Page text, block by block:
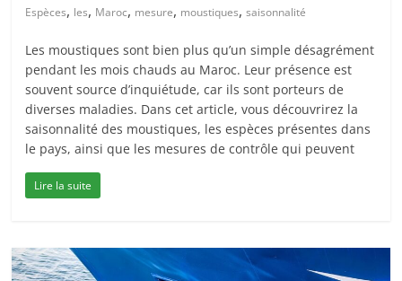
Espèces, les, Maroc, mesure, moustiques,saisonnalité
Les moustiques sont bien plus qu’un simple désagrément
pendant les mois chauds au Maroc. Leur présence est
souvent source d’inquiétude, car ils sont porteurs de
diverses maladies. Dans cet article, vous découvrirez la
saisonnalité des moustiques, les espèces présentes dans
le pays, ainsi que les mesures de contrôle qui peuvent
Lire la suite